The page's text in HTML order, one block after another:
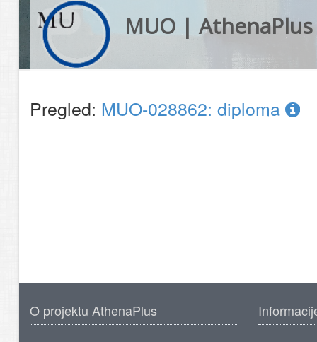
MUO | AthenaPlus
Pregled: MUO-028862: diploma
O projektu AthenaPlus